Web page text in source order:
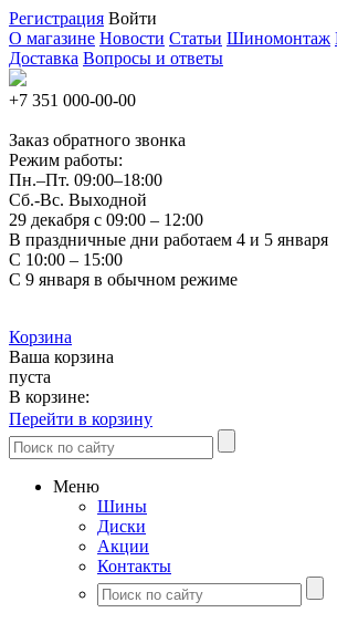
Регистрация Войти
О магазине Новости Статьи Шиномонтаж
Доставка Вопросы и ответы
+7 351 000-00-00
Заказ обратного звонка
Режим работы:
Пн.–Пт. 09:00–18:00
Сб.-Вс. Выходной
29 декабря с 09:00 – 12:00
В праздничные дни работаем 4 и 5 января
С 10:00 – 15:00
С 9 января в обычном режиме
Корзина
Ваша корзина
пуста
В корзине:
Перейти в корзину
Меню
Шины
Диски
Акции
Контакты